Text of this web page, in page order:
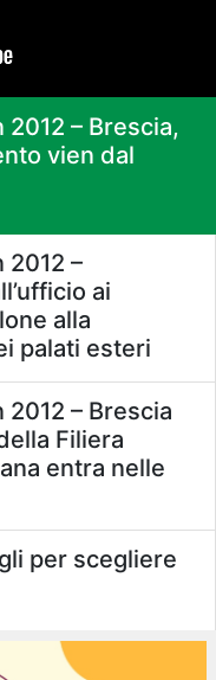
2012 – Brescia,
vien dal
2012 –
ai
alla
palati esteri
2012 – Brescia
Filiera
entra nelle
per scegliere